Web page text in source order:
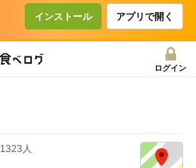
インストール アプリで開く
ログイン
1323 人